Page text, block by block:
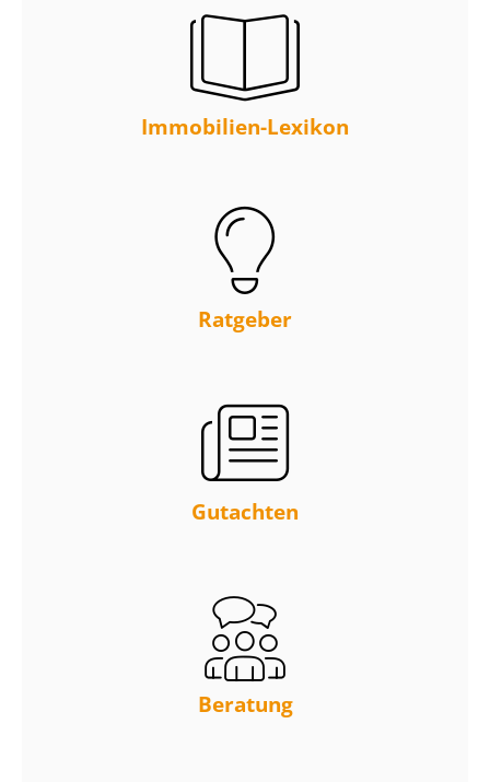
Immobilien-Lexikon
Ratgeber
Gutachten
Beratung